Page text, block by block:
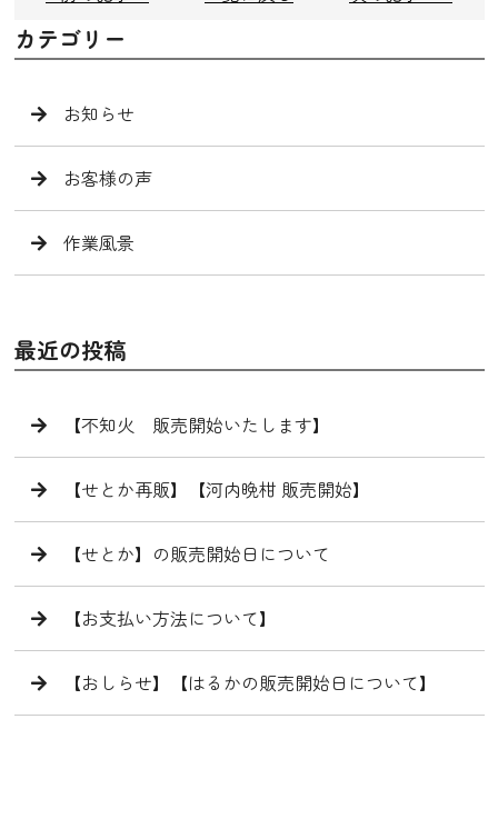
カテゴリー
お知らせ
お客様の声
作業風景
最近の投稿
【不知火 販売開始いたします】
【せとか再販】【河内晩柑 販売開始】
【せとか】の販売開始日について
【お支払い方法について】
【おしらせ】【はるかの販売開始日について】